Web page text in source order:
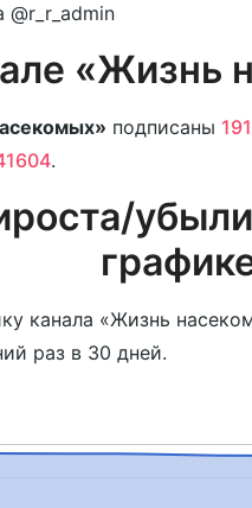
«Жизнь
подписаны
.
канала «Жизнь
раз в 30 дней.